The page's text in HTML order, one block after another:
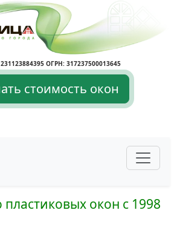
ОГРН: 317237500013645
стоимость окон
окон с 1998